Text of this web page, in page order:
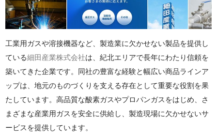
工業用ガスや溶接機器など、製造業に欠かせない製品を提供し
ている細田産業株式会社は、紀北エリアで長年にわたり信頼を
築いてきた企業です。同社の豊富な経験と幅広い商品ラインア
ップは、地元のものづくりを支える存在として重要な役割を果
たしています。高品質な酸素ガスやプロパンガスをはじめ、さ
まざまな産業用ガスを安全に供給し、製造現場に欠かせないサ
ービスを提供しています。